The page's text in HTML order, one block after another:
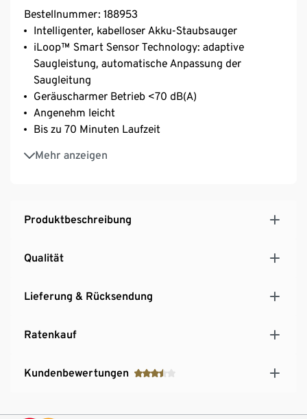
Bestellnummer: 188953
Intelligenter, kabelloser Akku-Staubsauger
iLoop™ Smart Sensor Technology: adaptive
Saugleistung, automatische Anpassung der
Saugleitung
Geräuscharmer Betrieb <70 dB(A)
Angenehm leicht
Bis zu 70 Minuten Laufzeit
Mehr anzeigen
Wandhalterung inkl. Lade- und
Verstauungsmöglichkeit
Mobile App-Integration, Bedientaste mit
Produktbeschreibung
Qualität
Lieferung & Rücksendung
Ratenkauf
Kundenbewertungen